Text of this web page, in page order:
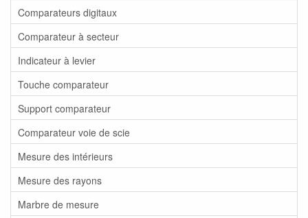
Comparateurs digitaux
Comparateur à secteur
Indicateur à levier
Touche comparateur
Support comparateur
Comparateur voie de scie
Mesure des intérieurs
Mesure des rayons
Marbre de mesure